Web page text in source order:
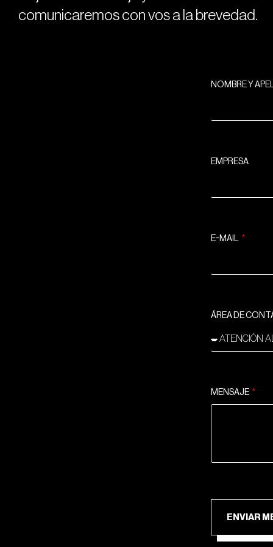
comunicaremos con vos a la brevedad.
NOMBRE Y
EMPRESA
E-MAIL
ÁREA DE
MENSAJE